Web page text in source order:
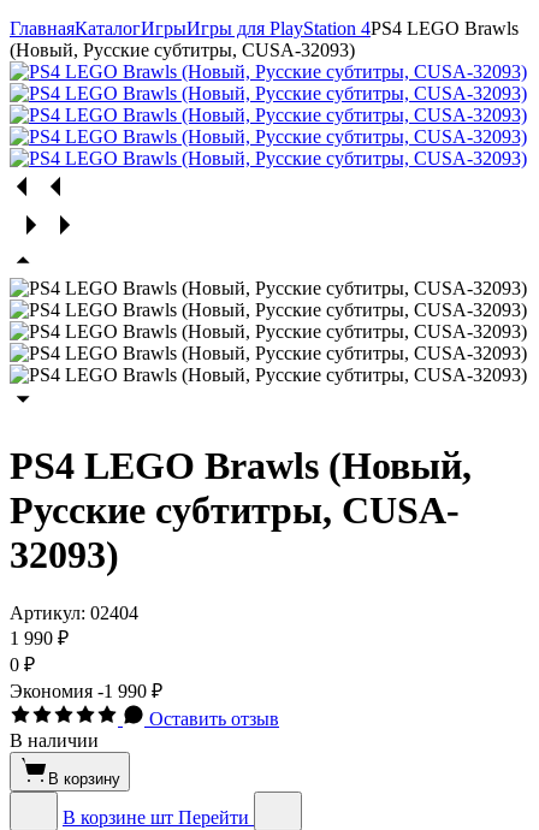
ГлавнаяКаталогИгрыИгры для PlayStation 4PS4 LEGO Brawls
(Новый, Русские субтитры, CUSA-32093)
PS4 LEGO Brawls (Новый,
Русские субтитры, CUSA-
32093)
Артикул: 02404
1 990 ₽
0 ₽
Экономия -1 990 ₽
Оставить отзыв
В наличии
В корзину
В корзине шт Перейти